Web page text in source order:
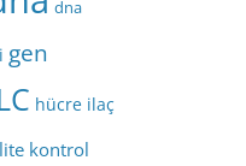
dna
gen
hücre ilaç
kontrol